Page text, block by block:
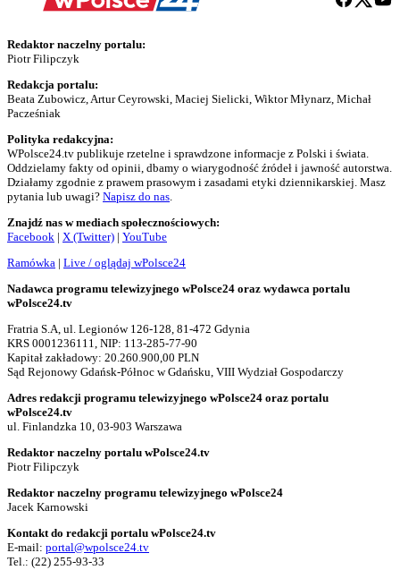
Redaktor naczelny portalu:
Piotr Filipczyk
Redakcja portalu:
Beata Zubowicz, Artur Ceyrowski, Maciej Sielicki, Wiktor Młynarz, Michał
Pacześniak
Polityka redakcyjna:
WPolsce24.tv publikuje rzetelne i sprawdzone informacje z Polski i świata.
Oddzielamy fakty od opinii, dbamy o wiarygodność źródeł i jawność autorstwa.
Działamy zgodnie z prawem prasowym i zasadami etyki dziennikarskiej. Masz
pytania lub uwagi? Napisz do nas.
Znajdź nas w mediach społecznościowych:
Facebook | X (Twitter) | YouTube
Ramówka | Live / oglądaj wPolsce24
Nadawca programu telewizyjnego wPolsce24 oraz wydawca portalu
wPolsce24.tv
Fratria S.A, ul. Legionów 126-128, 81-472 Gdynia
KRS 0001236111, NIP: 113-285-77-90
Kapitał zakładowy: 20.260.900,00 PLN
Sąd Rejonowy Gdańsk-Północ w Gdańsku, VIII Wydział Gospodarczy
Adres redakcji programu telewizyjnego wPolsce24 oraz portalu
wPolsce24.tv
ul. Finlandzka 10, 03-903 Warszawa
Redaktor naczelny portalu wPolsce24.tv
Piotr Filipczyk
Redaktor naczelny programu telewizyjnego wPolsce24
Jacek Karnowski
Kontakt do redakcji portalu wPolsce24.tv
E-mail: portal@wpolsce24.tv
Tel.: (22) 255-93-33